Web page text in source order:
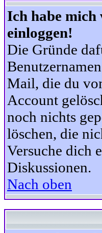
Ich habe
einloggen!
Die Gründe
Mail, die du
Account
noch nichts
löschen, die
Versuche dich
Diskussionen.
Nach oben